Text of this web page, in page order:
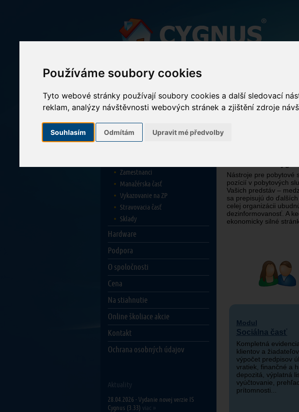
Používáme soubory cookies
Tyto webové stránky používají soubory cookies a další sledovací
reklam, analýzy návštěvnosti webových stránek a zjištění zdroje
Souhlasím Odmítám Upravit mé předvolby
Základné informácie
Pobytové a ambulantné služby
Zamestnanci
Manažérska časť
Vykazovanie na ZP
Stravovacia časť
Sklady
Hardware
Podpora
O spoločnosti
Cena
Na stiahnutie
Online školiace akcie
Kontakt
Ochrana osobných údajov
Aktuality
28.04.2026 - Vydanie novej verzie IS
Cygnus (3.33) viac »
Nástroje pre pobytové
pozícií v pobytových
Vašich predstáv –
sa prepisujú do
celej organizácii
dezinformovanosť. A
ekonomicky silné
Modul
Sociálna časť
Kompletná
klientov a žiadateľov,
výpočet predpisov
vratiek, finančné a
depozitá, výplatná
vyúčtovanie,
prítomnosti...